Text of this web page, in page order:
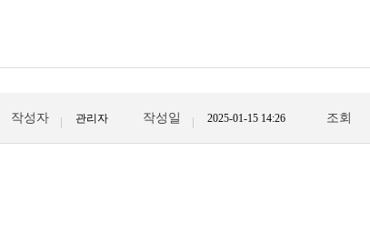
작성자 관리자 작성일 2025-01-15 14:26 조회